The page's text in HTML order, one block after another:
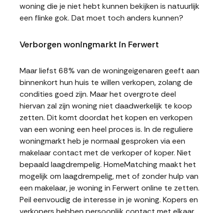
woning die je niet hebt kunnen bekijken is natuurlijk
een flinke gok. Dat moet toch anders kunnen?
Verborgen woningmarkt in Ferwert
Maar liefst 68% van de woningeigenaren geeft aan
binnenkort hun huis te willen verkopen, zolang de
condities goed zijn. Maar het overgrote deel
hiervan zal zijn woning niet daadwerkelijk te koop
zetten. Dit komt doordat het kopen en verkopen
van een woning een heel proces is. In de reguliere
woningmarkt heb je normaal gesproken via een
makelaar contact met de verkoper of koper. Niet
bepaald laagdrempelig. HomeMatching maakt het
mogelijk om laagdrempelig, met of zonder hulp van
een makelaar, je woning in Ferwert online te zetten.
Peil eenvoudig de interesse in je woning. Kopers en